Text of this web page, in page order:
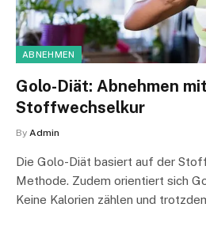
ABNEHMEN
Golo-Diät: Abnehmen
Stoffwechselkur
By Admin
Die Golo-Diät basiert auf der
Methode. Zudem orientiert sich
Keine Kalorien zählen und